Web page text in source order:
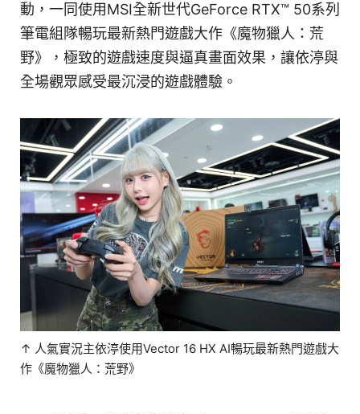
動，一同使用MSI全新世代GeForce RTX™ 50系列
筆電組隊暢玩最新熱門遊戲大作《魔物獵人：荒
野》，極致的遊戲速度與逼真畫面效果，讓依渟與
全場觀眾感受最沉浸的遊戲體驗。
↑ 人氣實況主依渟使用Vector 16 HX AI暢玩最新熱門遊戲大
作《魔物獵人：荒野》